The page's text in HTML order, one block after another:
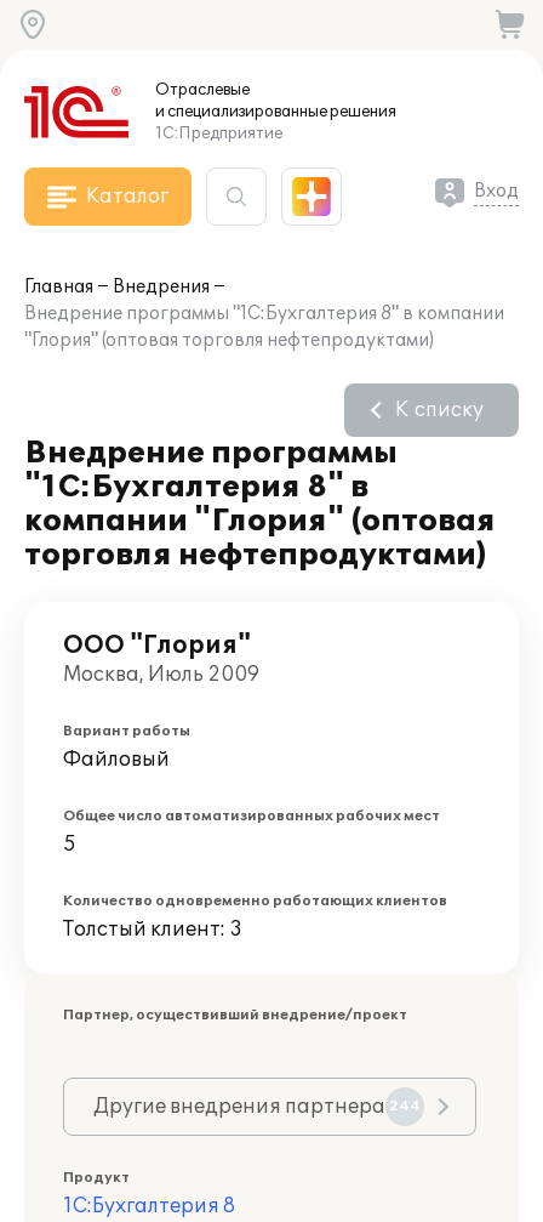
Отраслевые
и специализированныерешения
1С:Предприятие
Каталог Вход
Главная
Внедрения
Внедрение программы "1С:Бухгалтерия 8" в компании
"Глория" (оптовая торговля нефтепродуктами)
Внедрение программы
"1С:Бухгалтерия 8" в
компании "Глория" (оптовая
торговля нефтепродуктами)
К списку
ООО "Глория"
Москва, Июль 2009
Вариант работы
Файловый
Общее число автоматизированных рабочих мест
5
Количество одновременно работающих клиентов
Толстый клиент: 3
Партнер, осуществивший внедрение/проект
Другие внедрения партнера 244
Продукт
1С:Бухгалтерия 8